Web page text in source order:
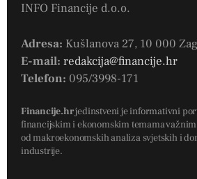
INFO Financije d.o.o.
Adresa: Kušlanova 27, 10 000
E-mail: redakcija@financije.hr
Telefon: 095/3998-171
Financije.hrjedinstveni je informativni
financijskim i ekonomskim temama
od makroekonomskih analiza svjetskih i
industrije.